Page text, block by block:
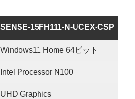
SENSE-15FH111-N-UCEX-CSP
Windows11 Home 64ビット
Intel Processor N100
UHD Graphics